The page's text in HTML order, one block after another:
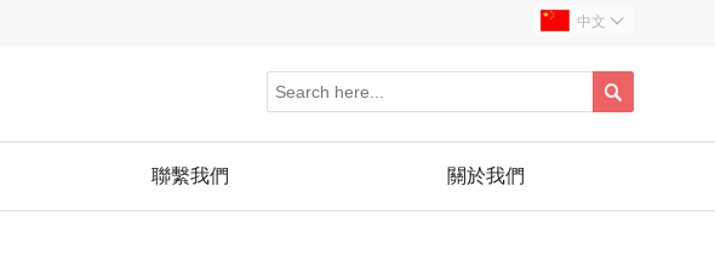
中文 

聯繫我們 關於我們